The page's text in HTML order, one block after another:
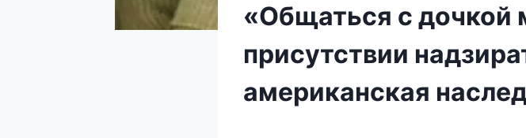
«Общаться с дочкой
присутствии
американская